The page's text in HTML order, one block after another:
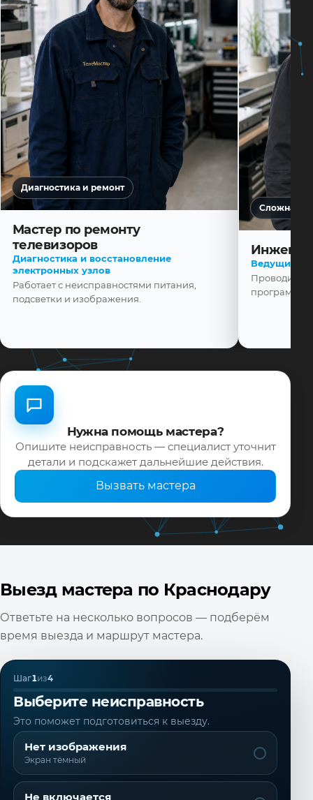
Диагностика и ремонт
Мастер по ремонту
телевизоров
Диагностика и восстановление
электронных узлов
Работает с неисправностями питания,
подсветки и изображения.
Сложная
Ведущий
Проводит
Нужна помощь мастера?
Опишите неисправность — специалист уточнит
детали и подскажет дальнейшие действия.
Вызвать мастера
Выезд мастера по Краснодару
Ответьте на несколько вопросов — подберём
время выезда и маршрут мастера.
Шаг1из4
Выберите неисправность
Это поможет подготовиться к выезду.
Нет изображения
Экран тёмный
Не включается